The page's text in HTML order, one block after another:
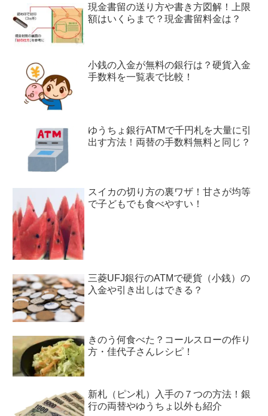
現金書留の送り方や書き方図解！上限
額はいくらまで？現金書留料金は？
小銭の入金が無料の銀行は？硬貨入金
手数料を一覧表で比較！
ゆうちょ銀行ATMで千円札を大量に引
出す方法！両替の手数料無料と同じ？
スイカの切り方の裏ワザ！甘さが均等
で子どもでも食べやすい！
三菱UFJ銀行のATMで硬貨（小銭）の
入金や引き出しはできる？
きのう何食べた？コールスローの作り
方・佳代子さんレシピ！
新札（ピン札）入手の７つの方法！銀
行の両替やゆうちょ以外も紹介